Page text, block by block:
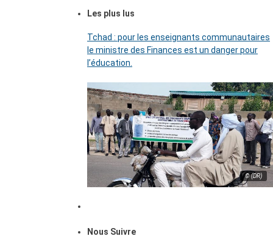
Les plus lus
Tchad : pour les enseignants communautaires
le ministre des Finances est un danger pour
l’éducation.
© (DR)
Nous Suivre